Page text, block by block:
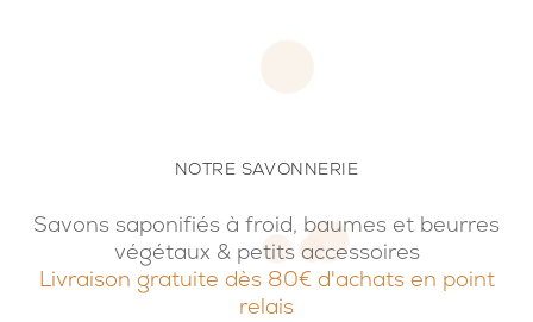
NOTRE SAVONNERIE
Savons saponifiés à froid, baumes et beurres
végétaux & petits accessoires
Livraison gratuite dès 80€ d'achats en point
relais